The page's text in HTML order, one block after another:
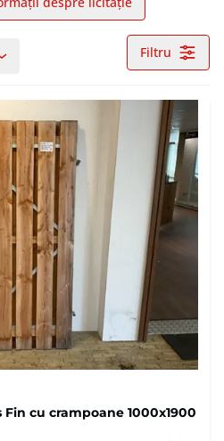
Filtru
cu crampoane 1000x1900